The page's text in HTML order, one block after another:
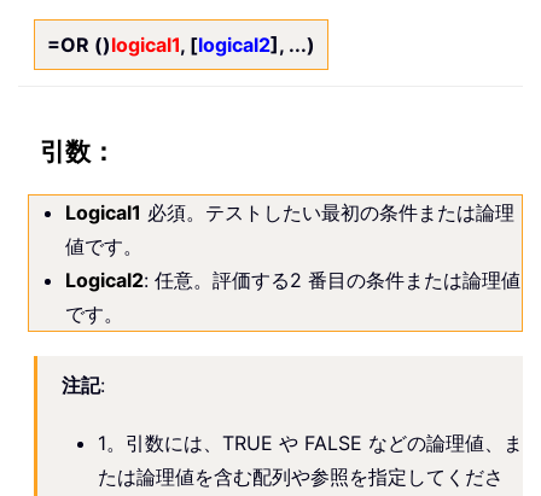
=OR ()logical1, [logical2], ...)
引数：
Logical1 必須。テストしたい最初の条件または論理
値です。
Logical2: 任意。評価する2 番目の条件または論理値
です。
注記:
1。引数には、TRUE や FALSE などの論理値、ま
たは論理値を含む配列や参照を指定してくださ